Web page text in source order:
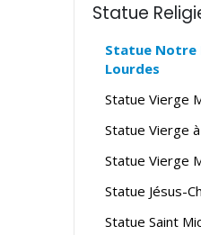
Statue
Statue Notre
Lourdes
Statue Vierge
Statue Vierge
Statue Vierge
Statue Jésus-
Statue Saint